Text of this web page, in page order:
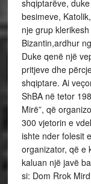
shqiptarëve,
besimeve,
nje grup
Bizantin,ardhur
Duke qenë një
pritjeve dhe
shqiptare. Ai
ShBA në tetor
Mirë”, që
300 vjetorin e
ishte nder folesit
organizator, që e
kaluan një javë
si: Dom Rrok